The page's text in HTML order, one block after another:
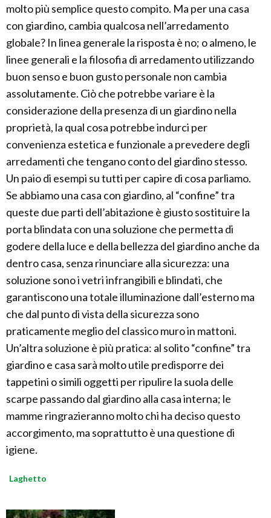
molto più semplice questo compito. Ma per una casa
con giardino, cambia qualcosa nell’arredamento
globale? In linea generale la risposta è no; o almeno, le
linee generali e la filosofia di arredamento utilizzando
buon senso e buon gusto personale non cambia
assolutamente. Ciò che potrebbe variare è la
considerazione della presenza di un giardino nella
proprietà, la qual cosa potrebbe indurci per
convenienza estetica e funzionale a prevedere degli
arredamenti che tengano conto del giardino stesso.
Un paio di esempi su tutti per capire di cosa parliamo.
Se abbiamo una casa con giardino, al “confine” tra
queste due parti dell’abitazione è giusto sostituire la
porta blindata con una soluzione che permetta di
godere della luce e della bellezza del giardino anche da
dentro casa, senza rinunciare alla sicurezza: una
soluzione sono i vetri infrangibili e blindati, che
garantiscono una totale illuminazione dall’esterno ma
che dal punto di vista della sicurezza sono
praticamente meglio del classico muro in mattoni.
Un’altra soluzione è più pratica: al solito “confine” tra
giardino e casa sarà molto utile predisporre dei
tappetini o simili oggetti per ripulire la suola delle
scarpe passando dal giardino alla casa interna; le
mamme ringrazieranno molto chi ha deciso questo
accorgimento, ma soprattutto è una questione di
igiene.
Laghetto